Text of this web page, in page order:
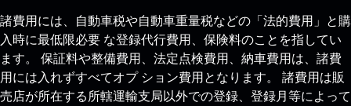
諸費用には、自動車税や自動車重量税などの「法的費用」と購
入時に最低限必要 な登録代行費用、保険料のことを指してい
ます。 保証料や整備費用、法定点検費用、納車費用は、諸費
用には入れずすべてオプ ション費用となります。 諸費用は販
売店が所在する所轄運輸支局以外での登録、登録月等によって